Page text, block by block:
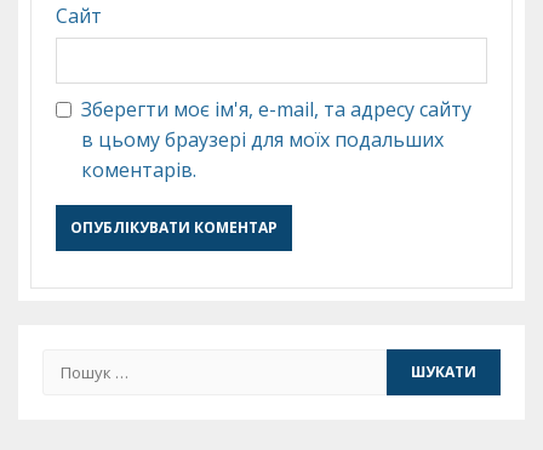
Сайт
Зберегти моє ім'я, e-mail, та адресу сайту
в цьому браузері для моїх подальших
коментарів.
Пошук: